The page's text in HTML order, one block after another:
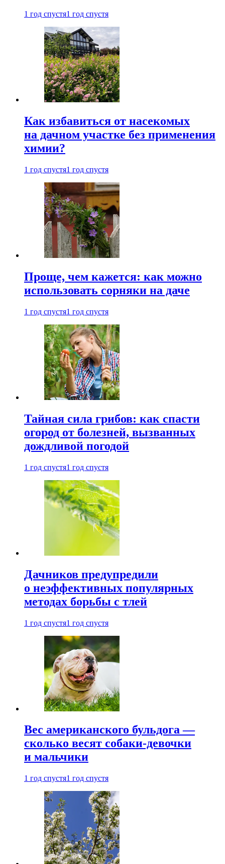
1 год спустя1 год спустя
Как избавиться от насекомых
на дачном участке без применения
химии?
1 год спустя1 год спустя
Проще, чем кажется: как можно
использовать сорняки на даче
1 год спустя1 год спустя
Тайная сила грибов: как спасти
огород от болезней, вызванных
дождливой погодой
1 год спустя1 год спустя
Дачников предупредили
о неэффективных популярных
методах борьбы с тлей
1 год спустя1 год спустя
Вес американского бульдога —
сколько весят собаки-девочки
и мальчики
1 год спустя1 год спустя